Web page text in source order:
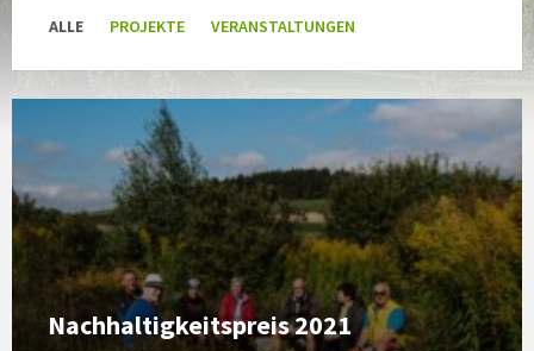
Kategorien:
ALLE PROJEKTE VERANSTALTUNGEN
Nachhaltigkeitspreis 2021